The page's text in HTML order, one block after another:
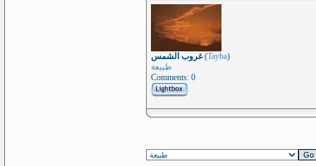
غروب الشمس(Tayba)
طبيعة
Comments: 0